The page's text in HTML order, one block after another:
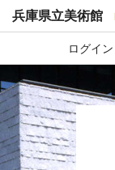
兵庫県立美術館
ログイン